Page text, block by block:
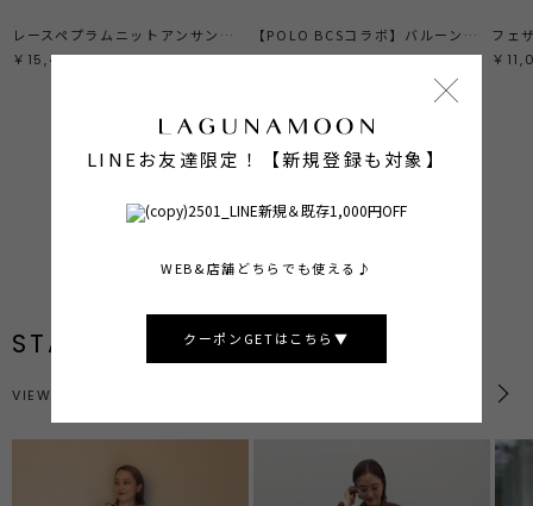
レースペプラムニットアンサンブル
￥15,400
【POLO BCSコラボ】バルーンケーブルニットカーディガン
￥14,300
フェ
￥
ALL ITEMS
PRE ORDER
BEST SELLER
SHOP NOW
STAFF STYLING
VIEW MORE
LINEお友達限定！【新規登録も対象】
WEB&店舗どちらでも使える♪
クーポンGETはこちら▼